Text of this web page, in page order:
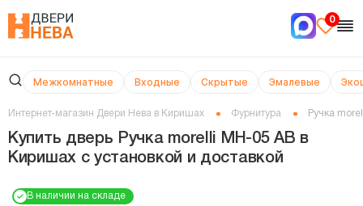
0
Межкомнатные Входные Скрытые Эмалевые
Интернет-магазин Двери Нева в Киришах Фурнитура Ручка
Купить дверь Ручка morelli MН-05 AB в
Киришах с установкой и доставкой
В наличии на складе